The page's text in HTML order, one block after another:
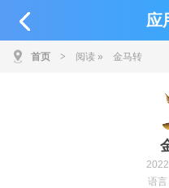
应
首页 > 阅读 » 金马转
语